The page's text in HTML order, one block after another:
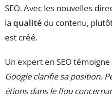
SEO. Avec les nouvelles
la qualité du contenu,
est créé.
Un expert en SEO témoigne
Google clarifie sa position.
étions dans le flou